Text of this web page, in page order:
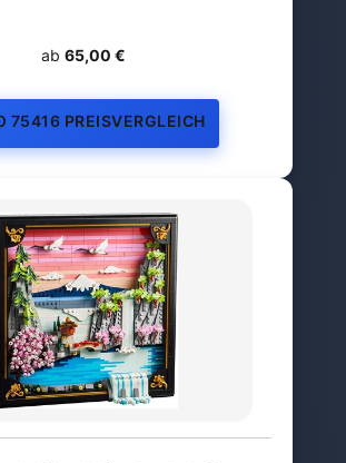
ab 65,00 €
75416 PREISVERGLEICH